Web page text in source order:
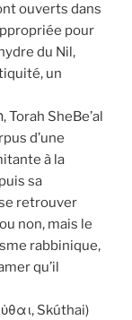
ouverts dans
pour
du Nil,
un
d’une
à la
sa
retrouver
non, mais le
rabbinique,
qu’il
Skúthai)